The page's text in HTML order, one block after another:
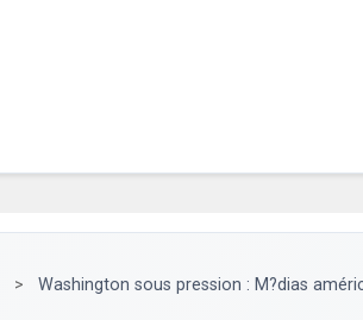
> Washington sous pression : M?dias